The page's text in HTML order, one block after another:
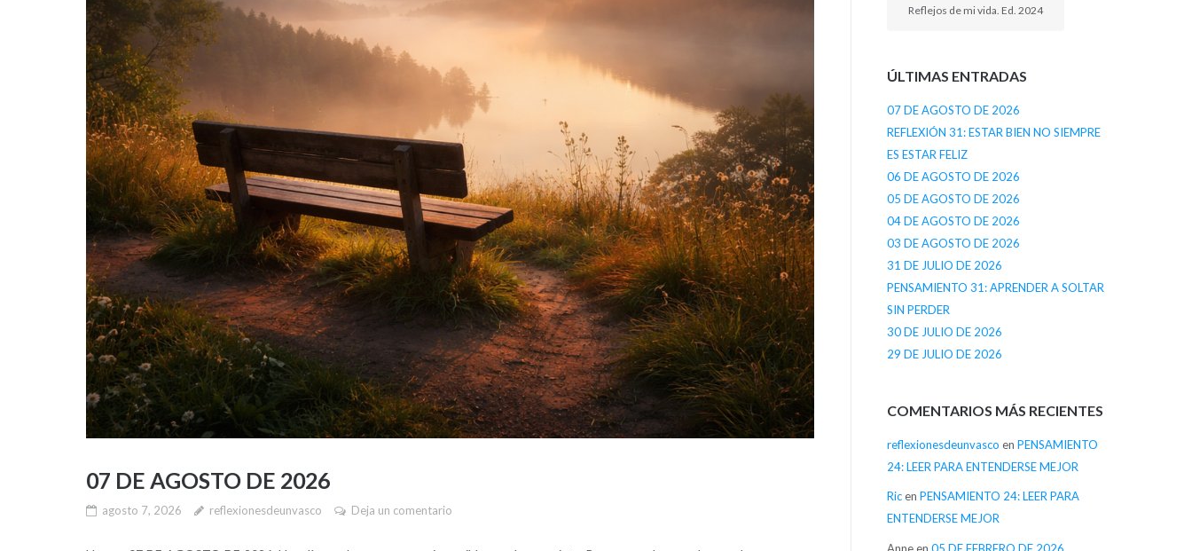
07 DE AGOSTO DE 2026
agosto 7, 2026 reflexionesdeunvasco Deja un comentario
Reflejos de mi vida. Ed. 2024
ÚLTIMAS ENTRADAS
07 DE AGOSTO DE 2026
REFLEXIÓN 31: ESTAR BIEN NO SIEMPRE
ES ESTAR FELIZ
06 DE AGOSTO DE 2026
05 DE AGOSTO DE 2026
04 DE AGOSTO DE 2026
03 DE AGOSTO DE 2026
31 DE JULIO DE 2026
PENSAMIENTO 31: APRENDER A SOLTAR
SIN PERDER
30 DE JULIO DE 2026
29 DE JULIO DE 2026
COMENTARIOS MÁS RECIENTES
reflexionesdeunvasco en PENSAMIENTO
24: LEER PARA ENTENDERSE MEJOR
Ricen PENSAMIENTO 24: LEER PARA
ENTENDERSE MEJOR
Anneen 05 DE FEBRERO DE 2026